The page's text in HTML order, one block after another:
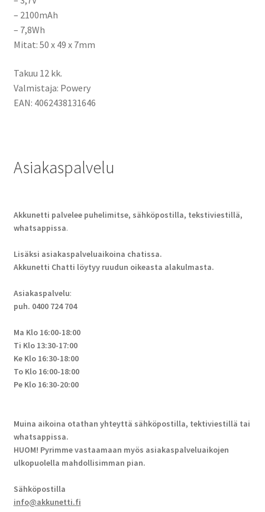
– 2100mAh
– 7,8Wh
Mitat: 50 x 49 x 7mm
Takuu 12 kk.
Valmistaja: Powery
EAN: 4062438131646
Asiakaspalvelu
Akkunetti palvelee puhelimitse, sähköpostilla, tekstiviestillä,
whatsappissa.
Lisäksi asiakaspalveluaikoina chatissa.
Akkunetti Chatti löytyy ruudun oikeasta alakulmasta.
Asiakaspalvelu:
puh. 0400 724 704
Ma Klo 16:00-18:00
Ti Klo 13:30-17:00
Ke Klo 16:30-18:00
To Klo 16:00-18:00
Pe Klo 16:30-20:00
Muina aikoina otathan yhteyttä sähköpostilla, tektiviestillä tai
whatsappissa.
HUOM! Pyrimme vastaamaan myös asiakaspalveluaikojen
ulkopuolella mahdollisimman pian.
Sähköpostilla
info@akkunetti.fi